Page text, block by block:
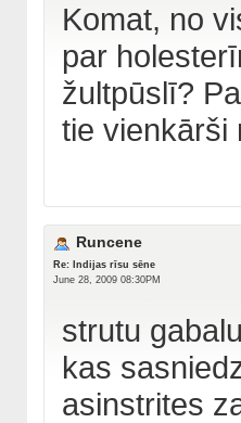
Komat, no
par
žultpūslī?
tie vienkārši
Runcene
Re: Indijas rīsu sēne
June 28, 2009 08:30PM
strutu
kas
asinstrites